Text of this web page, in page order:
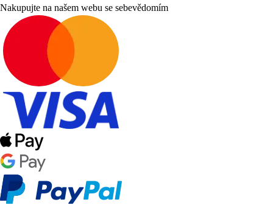
Nakupujte na našem webu se sebevědomím